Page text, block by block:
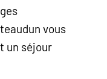
vous
un séjour